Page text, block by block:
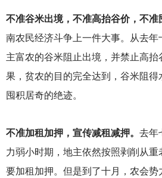
不准谷米出境，不准高抬谷价，不准
南农民经济斗争上一件大事。从去
主富农的谷米阻止出境，并禁止高
果，贫农的目的完全达到，谷米阻得
囤积居奇的绝迹。
不准加租加押，宣传减租减押。 去年
力弱小时期，地主依然按照剥削从
要加租加押。但是到了十月，农会势